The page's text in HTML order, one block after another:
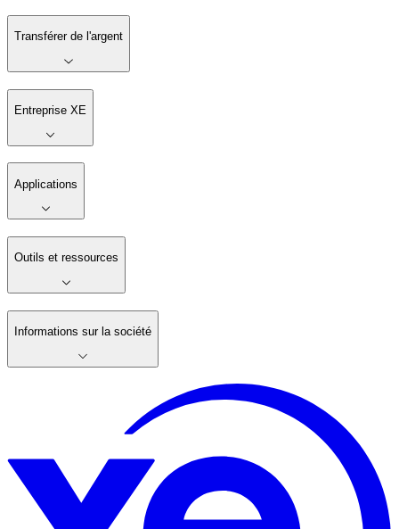
Transférer de l'argent
Entreprise XE
Applications
Outils et ressources
Informations sur la société